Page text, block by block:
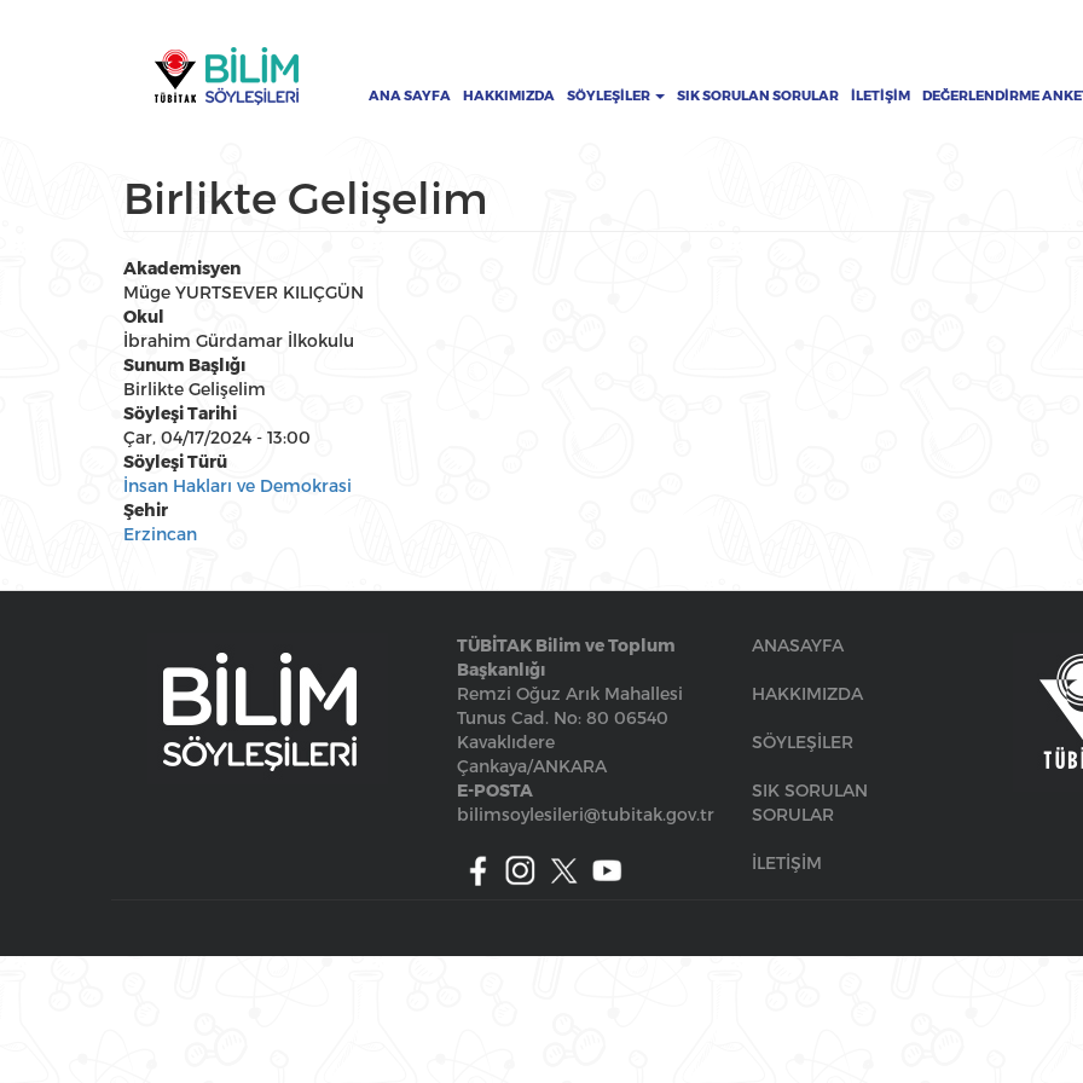
gezinti
menüsü
ANA SAYFA HAKKIMIZDA SÖYLEŞILER SIK SORULAN SORULAR İLETIŞIM DEĞERLENDIRME
Birlikte Gelişelim
Akademisyen
Müge YURTSEVER KILIÇGÜN
Okul
İbrahim Gürdamar İlkokulu
Sunum Başlığı
Birlikte Gelişelim
Söyleşi Tarihi
Çar, 04/17/2024 - 13:00
Söyleşi Türü
İnsan Hakları ve Demokrasi
Şehir
Erzincan
TÜBİTAK Bilim ve Toplum
Başkanlığı
Remzi Oğuz Arık Mahallesi
Tunus Cad. No: 80 06540
Kavaklıdere
Çankaya/ANKARA
E-POSTA
bilimsoylesileri@tubitak.gov.tr
ANASAYFA
HAKKIMIZDA
SÖYLEŞİLER
SIK SORULAN
SORULAR
İLETİŞİM